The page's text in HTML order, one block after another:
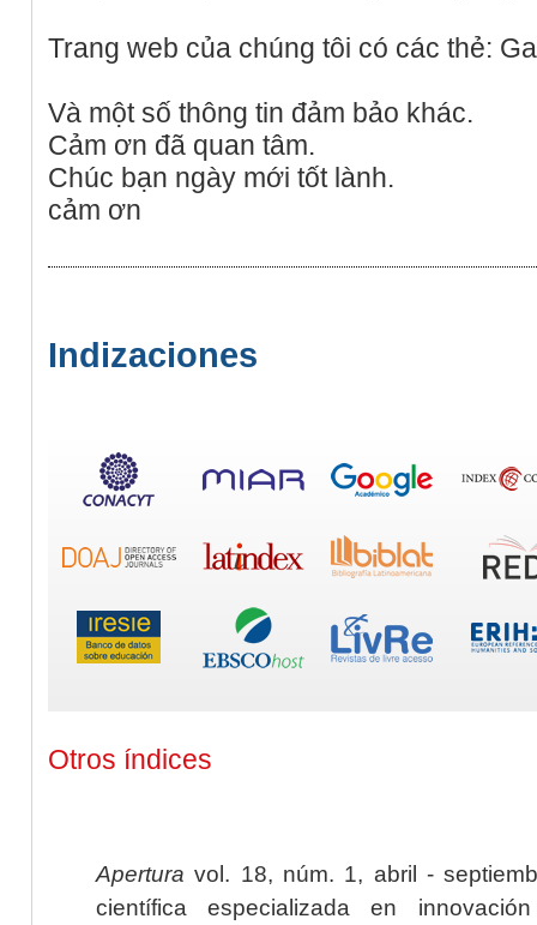
Trang web của chúng tôi có các thẻ:
Và một số thông tin đảm bảo khác.
Cảm ơn đã quan tâm.
Chúc bạn ngày mới tốt lành.
cảm ơn
Indizaciones
Otros índices
Apertura vol. 18, núm. 1, abril -
científica especializada en